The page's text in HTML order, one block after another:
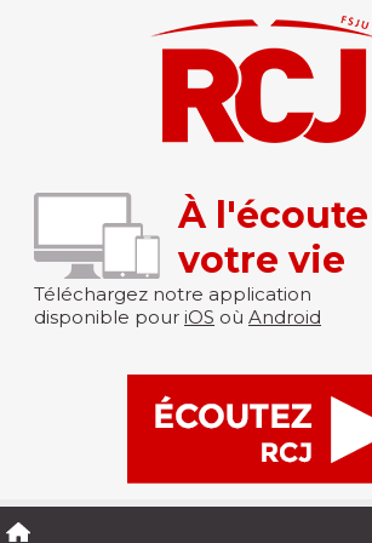
À
votre vie
Téléchargez notre application
disponible pour iOS où Android